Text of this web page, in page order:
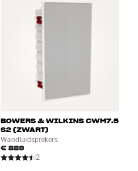
BOWERS & WILKINS CWM7.5
S2 (ZWART)
Wandluidsprekers
€ 889
2